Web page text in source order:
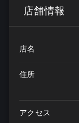
店舗情報
店名
住所
アクセス